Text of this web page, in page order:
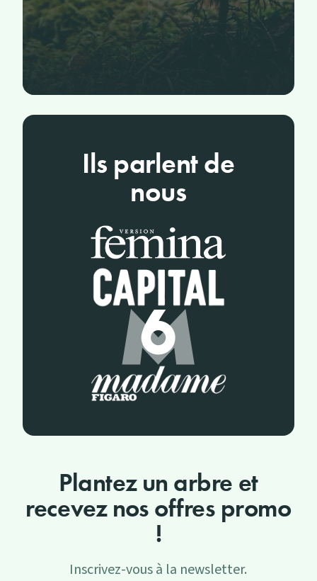
Ils parlent de
nous
Plantez un arbre et
recevez nos offres promo
!
Inscrivez-vous à la newsletter.